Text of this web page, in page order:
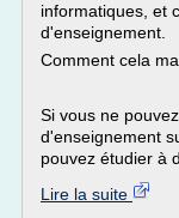
informatiques, et
d'enseignement.
Comment cela
Si vous ne
d'enseignement
pouvez étudier à
Lire la suite